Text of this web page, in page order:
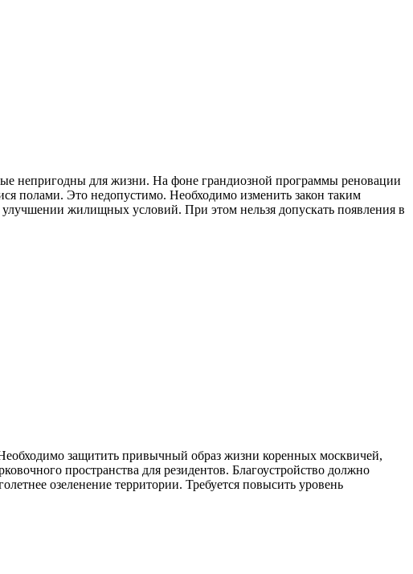
непригодны для жизни. На фоне грандиозной программы реновации
полами. Это недопустимо. Необходимо изменить закон таким
жилищных условий. При этом нельзя допускать появления в
защитить привычный образ жизни коренных москвичей,
пространства для резидентов. Благоустройство должно
озеленение территории. Требуется повысить уровень